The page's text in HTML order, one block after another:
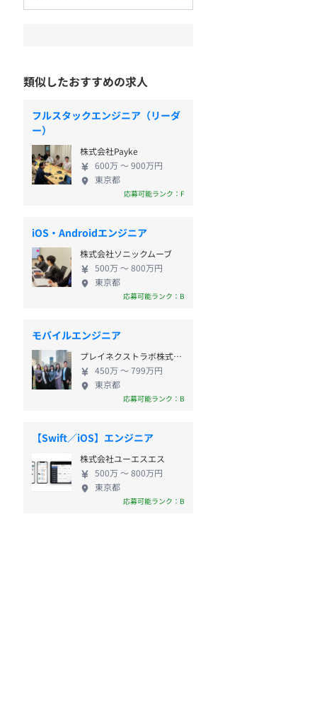
類似したおすすめの求人
フルスタックエンジニア（リーダ
ー）
株式会社Payke
600万 〜 900万円
東京都
応募可能ランク：F
iOS・Androidエンジニア
株式会社ソニックムーブ
500万 〜 800万円
東京都
応募可能ランク：B
モバイルエンジニア
プレイネクストラボ株式会社
450万 〜 799万円
東京都
応募可能ランク：B
【Swift／iOS】エンジニア
株式会社ユーエスエス
500万 〜 800万円
東京都
応募可能ランク：B